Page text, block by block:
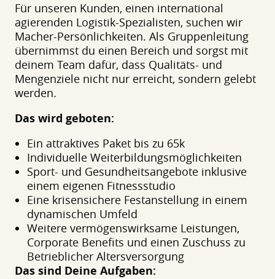
Für unseren Kunden, einen international
agierenden Logistik-Spezialisten, suchen wir
Macher-Persönlichkeiten. Als Gruppenleitung
übernimmst du einen Bereich und sorgst mit
deinem Team dafür, dass Qualitäts- und
Mengenziele nicht nur erreicht, sondern gelebt
werden.
Das wird geboten:
Ein attraktives Paket bis zu 65k
Individuelle Weiterbildungsmöglichkeiten
Sport- und Gesundheitsangebote inklusive
einem eigenen Fitnessstudio
Eine krisensichere Festanstellung in einem
dynamischen Umfeld
Weitere vermögenswirksame Leistungen,
Corporate Benefits und einen Zuschuss zu
Betrieblicher Altersversorgung
Das sind Deine Aufgaben: